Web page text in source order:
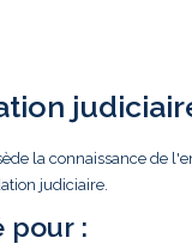
la connaissance de
judiciaire.
pour :